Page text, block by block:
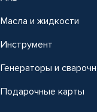
Масла и жидкости
Инструмент
Генераторы и
Подарочные карты